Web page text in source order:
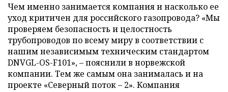
Чем именно занимается компания и насколько ее
уход критичен для российского газопровода? «Мы
проверяем безопасность и целостность
трубопроводов по всему миру в соответствии с
нашим независимым техническим стандартом
DNVGL-OS-F101», – пояснили в норвежской
компании. Тем же самым она занималась и на
проекте «Северный поток – 2». Компания